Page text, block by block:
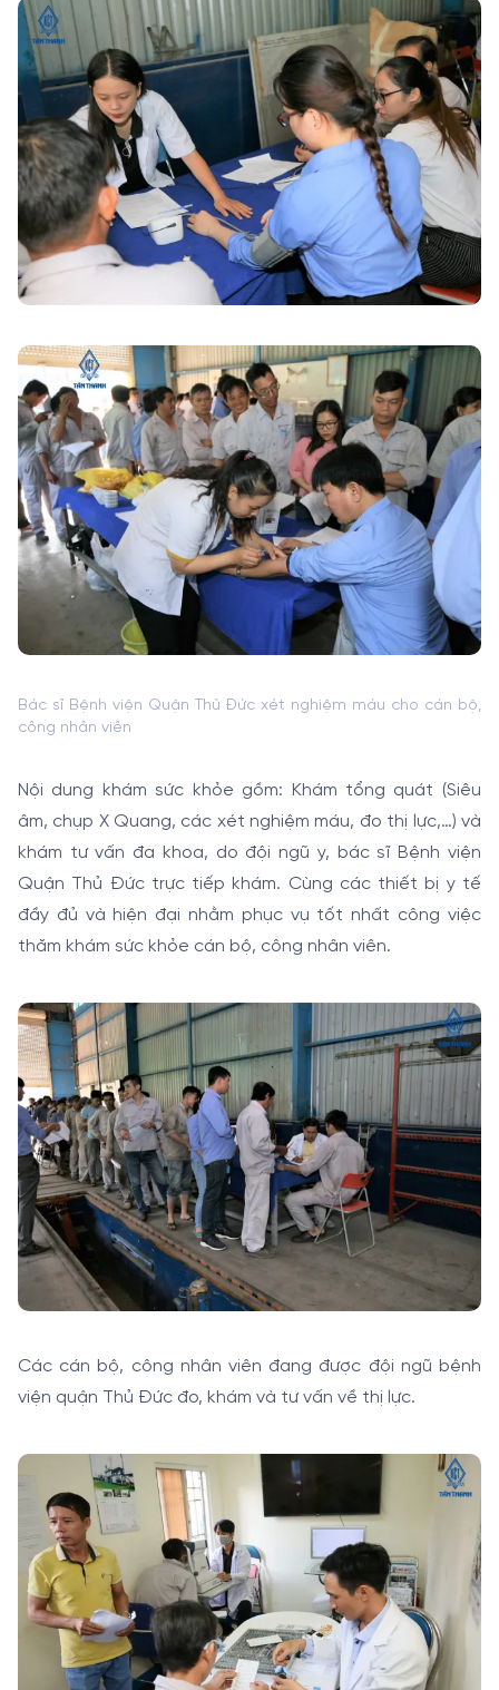
Bác sĩ Bệnh viện Quận Thủ Đức xét nghiệm máu cho cán bộ,
công nhân viên
Nội dung khám sức khỏe gồm: Khám tổng quát (Siêu
âm, chụp X Quang, các xét nghiệm máu, đo thị lực,…) và
khám tư vấn đa khoa, do đội ngũ y, bác sĩ Bệnh viện
Quận Thủ Đức trực tiếp khám. Cùng các thiết bị y tế
đầy đủ và hiện đại nhằm phục vụ tốt nhất công việc
thăm khám sức khỏe cán bộ, công nhân viên.
Các cán bộ, công nhân viên đang được đội ngũ bệnh
viện quận Thủ Đức đo, khám và tư vấn về thị lực.